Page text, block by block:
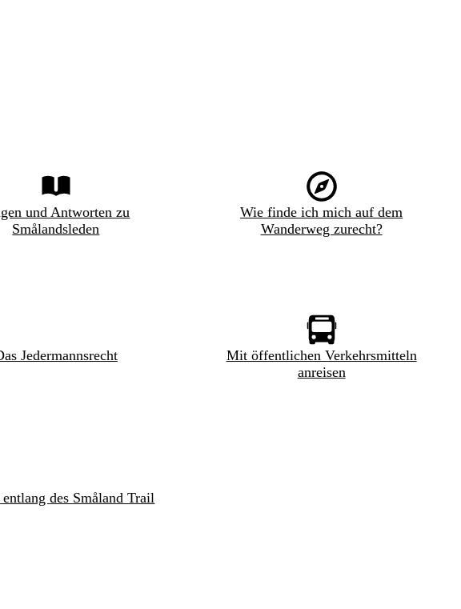
und Antworten zu
Smålandsleden
Wie finde ich mich auf dem
Wanderweg zurecht?
Jedermannsrecht
Mit öffentlichen Verkehrsmitteln
anreisen
des Småland Trail